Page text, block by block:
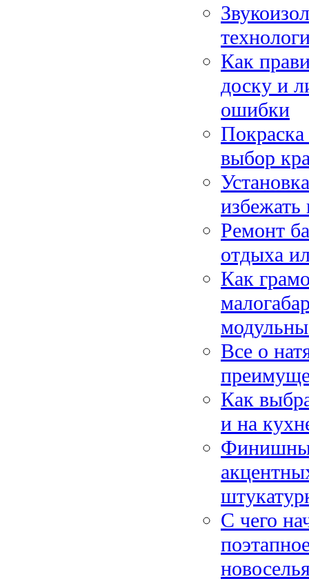
Как
доску и
ошибки
Покраска
выбор
избежать
Ремонт
отдыха
Как
Все о
Как
и на
С чего